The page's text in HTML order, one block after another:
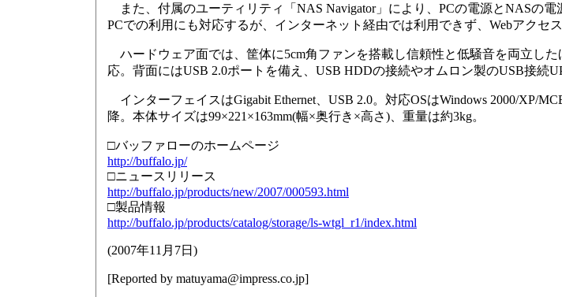
また、付属のユーティリティ「NAS Navigator」により、PCの電源とNASの
PCでの利用にも対応するが、インターネット経由では利用できず、Webアクセ
ハードウェア面では、筐体に5cm角ファンを搭載し信頼性と低騒音を両立し
応。背面にはUSB 2.0ポートを備え、USB HDDの接続やオムロン製のUSB接続
インターフェイスはGigabit Ethernet、USB 2.0。対応OSはWindows 2000/XP/
降。本体サイズは99×221×163mm(幅×奥行き×高さ)、重量は約3kg。
□バッファローのホームページ
http://buffalo.jp/
□ニュースリリース
http://buffalo.jp/products/new/2007/000593.html
□製品情報
http://buffalo.jp/products/catalog/storage/ls-wtgl_r1/index.html
(2007年11月7日 )
[Reported by matuyama@impress.co.jp]